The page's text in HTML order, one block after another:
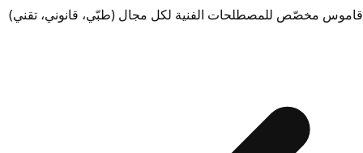
قاموس مخصّص للمصطلحات الفنية لكل مجال (طبّي، قانوني، تقني)